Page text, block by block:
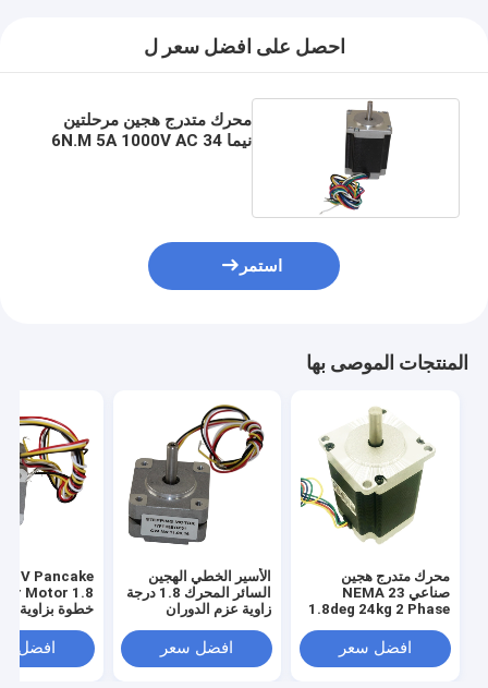
احصل على افضل سعر ل
محرك متدرج هجين مرحلتين
نيما 34 6N.M 5A 1000V AC
استمر
المنتجات الموصى بها
محرك متدرج هجين
صناعي NEMA 23
1.8deg 24kg 2 Phase
افضل سعر
الأسير الخطي الهجين
السائر المحرك 1.8 درجة
زاوية عزم الدوران
افضل سعر
Motor 1.8
خطوة بزاوية 16 MN.M
افضل